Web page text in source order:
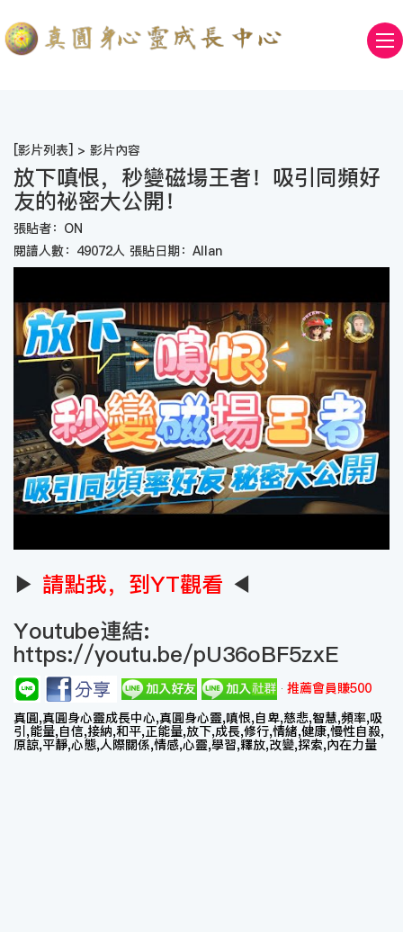
[影片列表] > 影片內容
放下嗔恨，秒變磁場王者！吸引同頻好
友的祕密大公開！
張貼者：ON
閱讀人數：49072人 張貼日期：Allan
▶ 請點我，到YT觀看 ◀
Youtube連結:
https://youtu.be/pU36oBF5zxE
推薦會員賺500
真圓,真圓身心靈成長中心,真圓身心靈,嗔恨,自卑,慈悲,智慧,頻率,吸
引,能量,自信,接納,和平,正能量,放下,成長,修行,情緒,健康,慢性自殺,
原諒,平靜,心態,人際關係,情感,心靈,學習,釋放,改變,探索,內在力量